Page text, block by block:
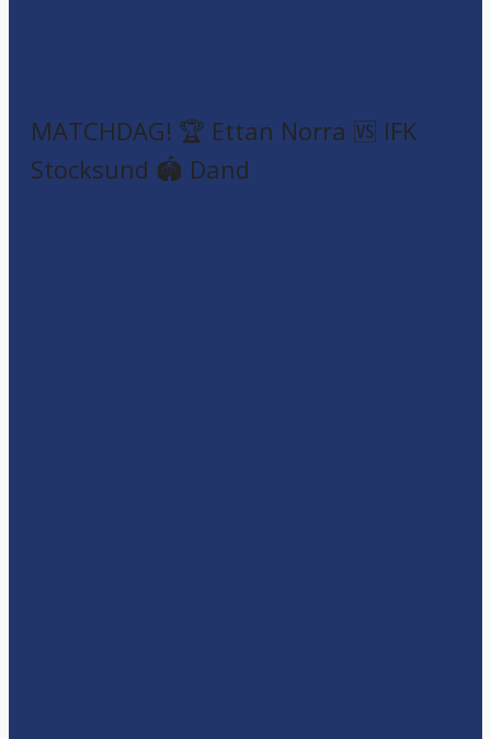
MATCHDAG! 🏆 Ettan Norra 🆚 IFK
Stocksund 🏟️ Dand